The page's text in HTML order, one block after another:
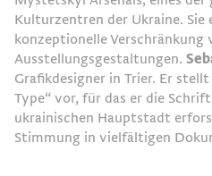
Kulturzentren der Ukraine. Sie
konzeptionelle Verschränkung
Ausstellungsgestaltungen.
Grafikdesigner in Trier. Er
Type“ vor, für das er die
ukrainischen Hauptstadt
Stimmung in vielfältigen